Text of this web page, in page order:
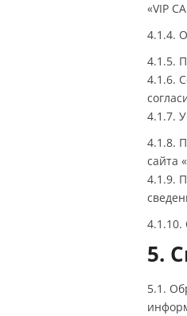
«VIP
4.1.4.
4.1.5.
4.1.6.
4.1.7.
4.1.8.
сайта
4.1.9.
4.1.10.
5.
5.1.